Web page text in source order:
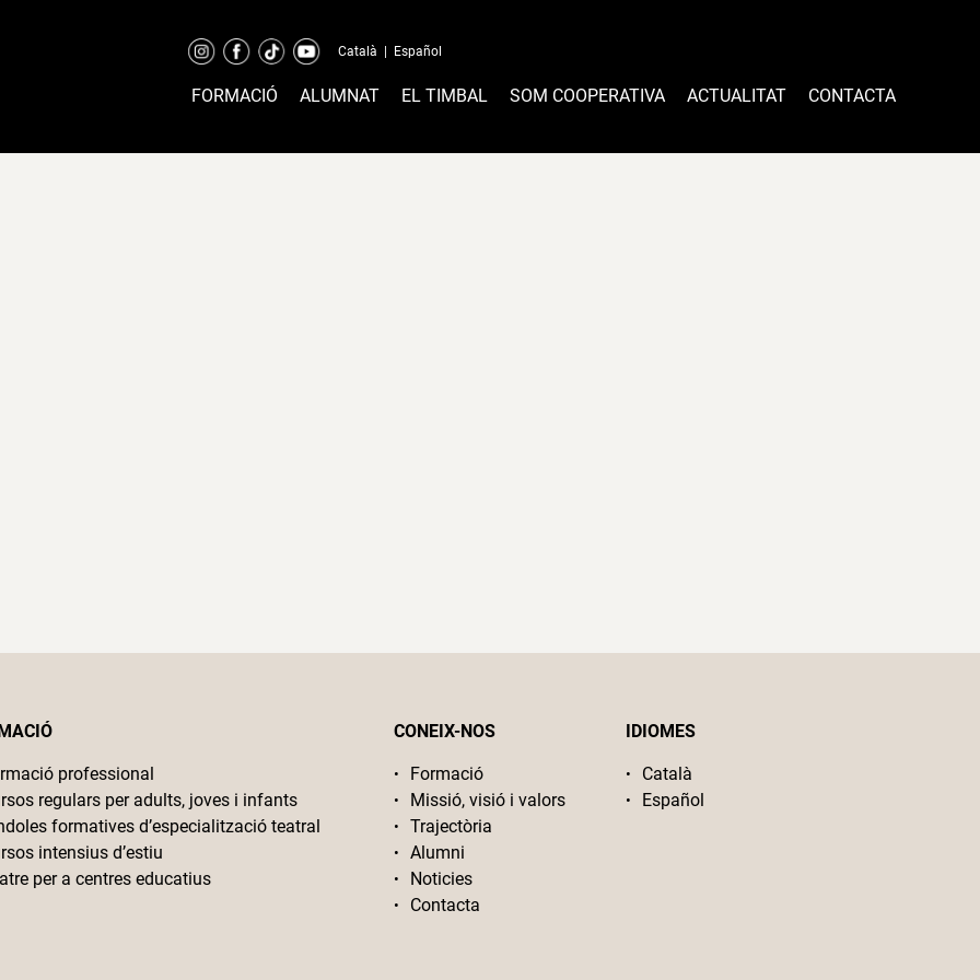
Català Español
FORMACIÓ ALUMNAT EL TIMBAL SOM COOPERATIVA ACTUALITAT CONTACTA
professional
regulars per adults, joves i infants
formatives d’especialització teatral
intensius d’estiu
per a centres educatius
CONEIX-NOS
Formació
Missió, visió i valors
Trajectòria
Alumni
Noticies
Contacta
IDIOMES
Català
Español